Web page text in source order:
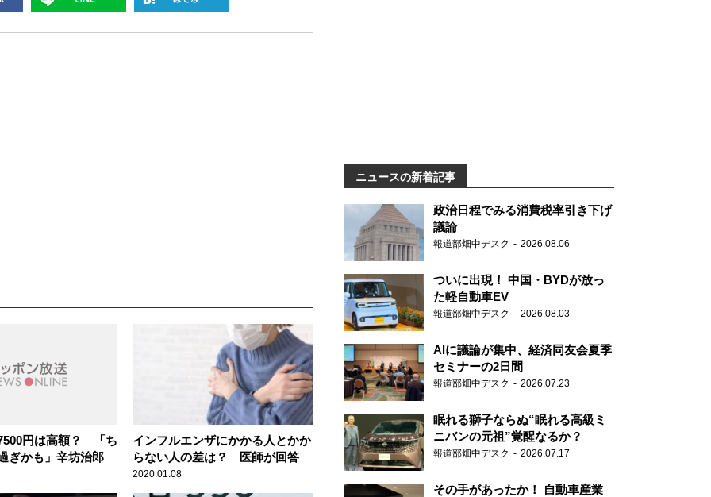
円は高額？ 「ち
ぎかも」辛坊治郎
インフルエンザにかかる人とかか
らない人の差は？ 医師が回答
2020.01.08
ニュースの新着記事
政治日程でみる消費税率引き下げ
議論
報道部畑中デスク 2026.08.06
ついに出現！ 中国・BYDが放っ
た軽自動車EV
報道部畑中デスク 2026.08.03
AIに議論が集中、経済同友会夏季
セミナーの2日間
報道部畑中デスク 2026.07.23
眠れる獅子ならぬ“眠れる高級ミ
ニバンの元祖”覚醒なるか？
報道部畑中デスク 2026.07.17
その手があったか！ 自動車産業